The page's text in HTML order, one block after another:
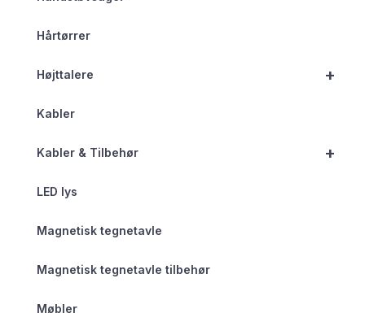
Hårtørrer
+
Højttalere
Kabler
+
Kabler & Tilbehør
LED lys
Magnetisk tegnetavle
Magnetisk tegnetavle tilbehør
Møbler